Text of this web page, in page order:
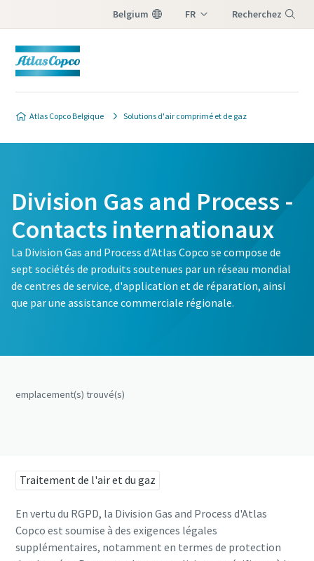
Belgium FR Recherchez
Atlas Copco Belgique Solutions d'air comprimé et de gaz
Division Gas and Process -
Contacts internationaux
La Division Gas and Process d'Atlas Copco se compose de
sept sociétés de produits soutenues par un réseau mondial
de centres de service, d'application et de réparation, ainsi
que par une assistance commerciale régionale.
emplacement(s) trouvé(s)
Traitement de l'air et du gaz
En vertu du RGPD, la Division Gas and Process d'Atlas
Copco est soumise à des exigences légales
supplémentaires, notamment en termes de protection